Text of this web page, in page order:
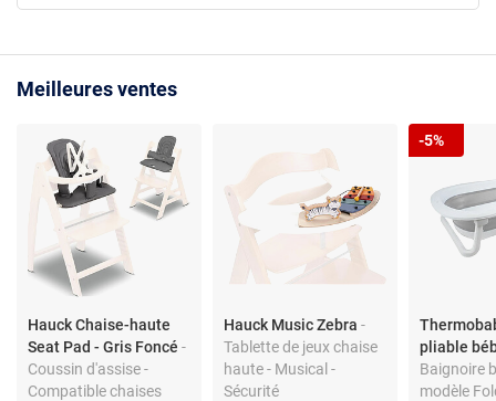
Meilleures ventes
Hauck Chaise-haute
Seat Pad - Gris Foncé -
Coussin d'assise -
Compatible chaises
Hauck Music Zebra-
Tablette de jeux chaise
haute - Musical -
Sécurité
pliable
Baignoire
modèle
-5%